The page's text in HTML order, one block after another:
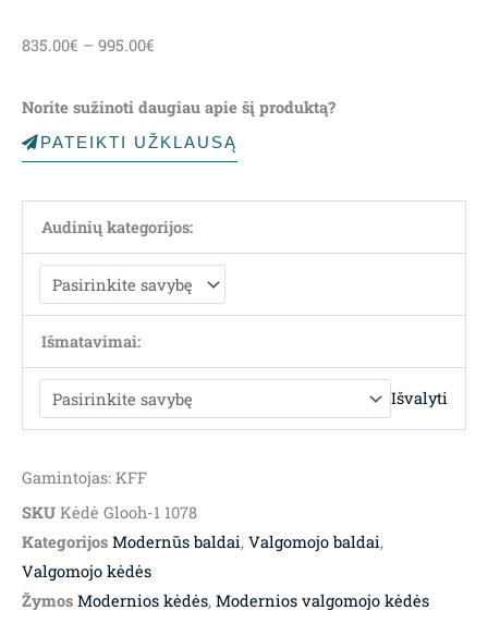
835.00€ – 995.00€
through
995.00€
Norite sužinoti daugiau apie šį produktą?
PATEIKTI UŽKLAUSĄ
Audinių kategorijos:
Išmatavimai:
Išvalyti
Gamintojas: KFF
SKU Kėdė Glooh-1 1078
Kategorijos Modernūs baldai, Valgomojo baldai,
Valgomojo kėdės
Žymos Modernios kėdės, Modernios valgomojo kėdės